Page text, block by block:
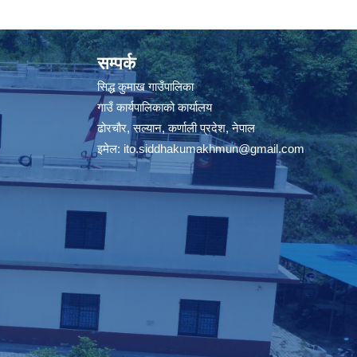
सम्पर्क
सिद्ध कुमाख गाउँपालिका
गाउँ कार्यपालिकाको कार्यालय
ढोरचौर, सल्यान, कर्णाली प्रदेश, नेपाल
इमेल: ito.siddhakumakhmun@gmail.com